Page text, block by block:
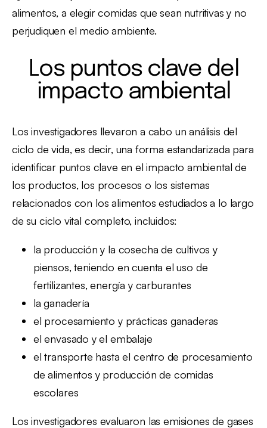
alimentos, a elegir comidas que sean nutritivas y no
perjudiquen el medio ambiente.
Los puntos clave del
impacto ambiental
Los investigadores llevaron a cabo un análisis del
ciclo de vida, es decir, una forma estandarizada para
identificar puntos clave en el impacto ambiental de
los productos, los procesos o los sistemas
relacionados con los alimentos estudiados a lo largo
de su ciclo vital completo, incluidos:
la producción y la cosecha de cultivos y
piensos, teniendo en cuenta el uso de
fertilizantes, energía y carburantes
la ganadería
el procesamiento y prácticas ganaderas
el envasado y el embalaje
el transporte hasta el centro de procesamiento
de alimentos y producción de comidas
escolares
Los investigadores evaluaron las emisiones de gases